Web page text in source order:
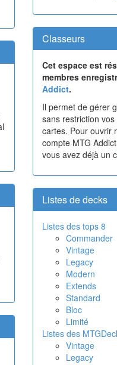
Classeurs
Cet espace est
membres
Addict.
Il permet de gérer
sans restriction
cartes. Pour ouvrir
compte MTG Addict
vous avez déjà un
Listes de decks
Listes des tops 8
Commander
Vintage
Legacy
Modern
Extends
Standard
Bloc
Limité
Listes des
Vintage
Legacy